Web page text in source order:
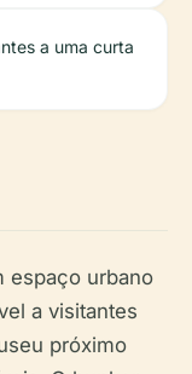
a uma curta
espaço urbano
a visitantes
próximo